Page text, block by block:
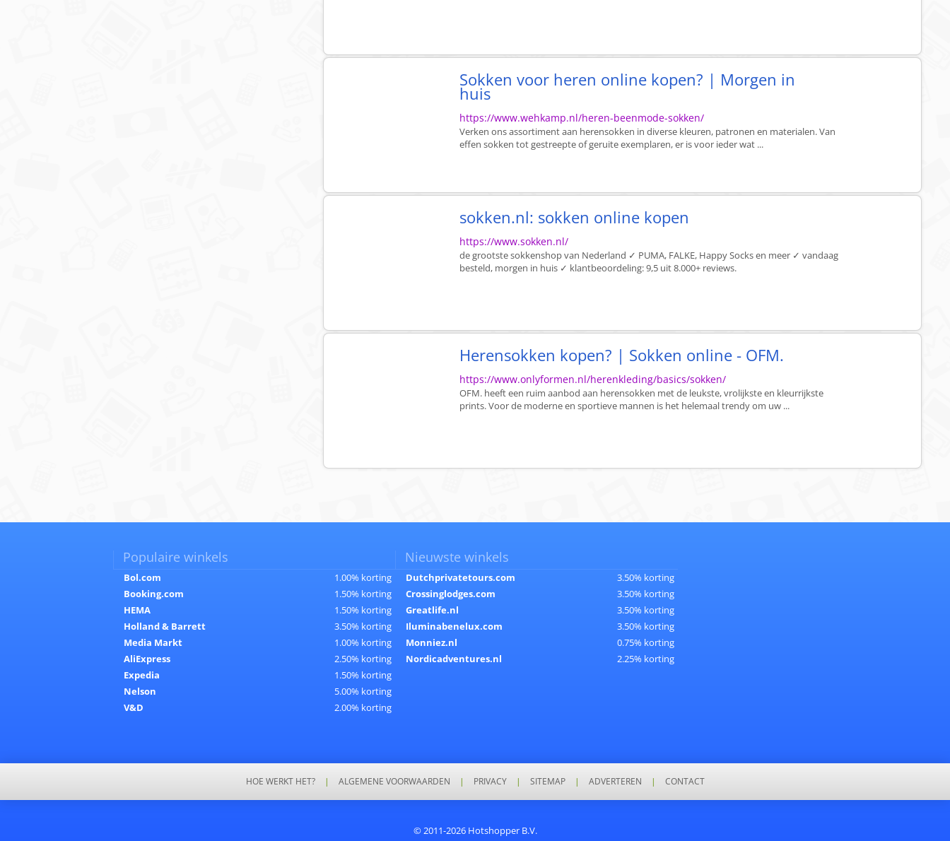
Sokken voor heren online kopen? | Morgen in
huis
https://www.wehkamp.nl/heren-beenmode-sokken/
Verken ons assortiment aan herensokken in diverse kleuren, patronen en materialen. Van
effen sokken tot gestreepte of geruite exemplaren, er is voor ieder wat ...
sokken.nl: sokken online kopen
https://www.sokken.nl/
de grootste sokkenshop van Nederland ✓ PUMA, FALKE, Happy Socks en meer ✓ vandaag
besteld, morgen in huis ✓ klantbeoordeling: 9,5 uit 8.000+ reviews.
Herensokken kopen? | Sokken online - OFM.
https://www.onlyformen.nl/herenkleding/basics/sokken/
OFM. heeft een ruim aanbod aan herensokken met de leukste, vrolijkste en kleurrijkste
prints. Voor de moderne en sportieve mannen is het helemaal trendy om uw ...
Populaire winkels
Bol.com
1.00% korting
Booking.com
1.50% korting
HEMA
1.50% korting
Holland & Barrett
3.50% korting
Media Markt
1.00% korting
AliExpress
2.50% korting
Expedia
1.50% korting
Nelson
5.00% korting
V&D
2.00% korting
Nieuwste winkels
Dutchprivatetours.com
3.50% korting
Crossinglodges.com
3.50% korting
Greatlife.nl
3.50% korting
Iluminabenelux.com
3.50% korting
Monniez.nl
0.75% korting
Nordicadventures.nl
2.25% korting
HOE WERKT HET? | ALGEMENE VOORWAARDEN | PRIVACY | SITEMAP | ADVERTEREN | CONTACT
© 2011-2026 Hotshopper B.V.